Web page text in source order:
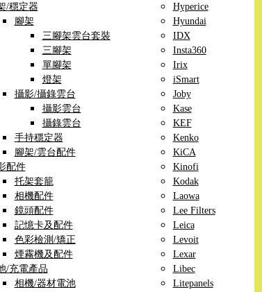
/穩定器
腳架
三腳架雲台套裝
三腳架
單腳架
燈架
攝影/攝錄雲台
攝影雲台
攝錄雲台
手持穩定器
腳架/雲台配件
配件
托架套籠
相機配件
鏡頭配件
記憶卡及配件
色彩檢測/矯正
煙霧機及配件
/充電產品
相機/器材電池
Hyperice
Hyundai
IDX
Insta360
Irix
iSmart
Joby
Kase
KEF
Kenko
KiCA
Kinofi
Kodak
Laowa
Lee Filters
Leica
Levoit
Lexar
Libec
Litepanels